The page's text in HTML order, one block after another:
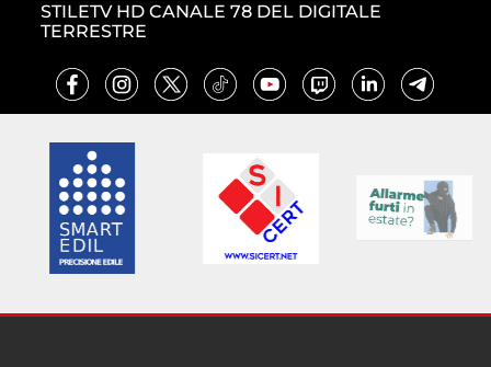
STILETV HD CANALE 78 DEL DIGITALE
TERRESTRE